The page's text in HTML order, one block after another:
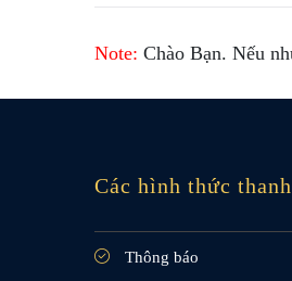
Note: Chào Bạn. Nếu
Các hình thức
Thông báo